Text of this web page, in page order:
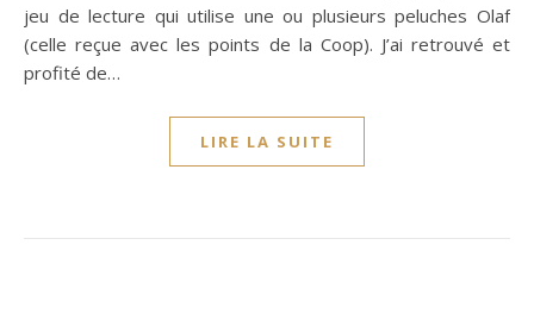
jeu de lecture qui utilise une ou plusieurs peluches Olaf
(celle reçue avec les points de la Coop). J’ai retrouvé et
profité de…
LIRE LA SUITE